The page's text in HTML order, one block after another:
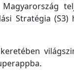
Magyarország
Stratégia